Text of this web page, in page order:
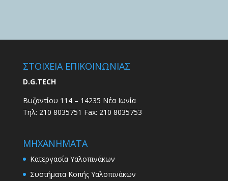
ΣΤΟΙΧΕΙΑ ΕΠΙΚΟΙΝΩΝΙΑΣ
D.G.TECH
Βυζαντίου 114 – 14235 Νέα Ιωνία
Τηλ: 210 8035751 Fax: 210 8035753
ΜΗΧΑΝΗΜΑΤΑ
Κατεργασία Υαλοπινάκων
Συστήματα Κοπής Υαλοπινάκων